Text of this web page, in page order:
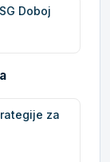
Doboj
za